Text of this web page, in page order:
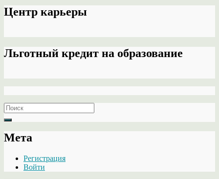
Центр карьеры
Льготный кредит на образование
Search
for:
Мета
Регистрация
Войти